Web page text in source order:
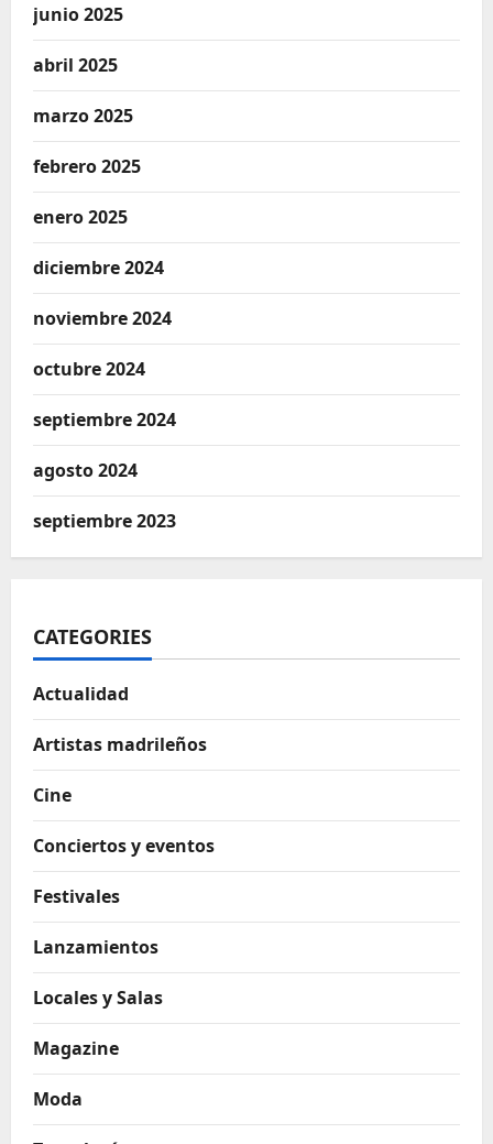
junio 2025
abril 2025
marzo 2025
febrero 2025
enero 2025
diciembre 2024
noviembre 2024
octubre 2024
septiembre 2024
agosto 2024
septiembre 2023
CATEGORIES
Actualidad
Artistas madrileños
Cine
Conciertos y eventos
Festivales
Lanzamientos
Locales y Salas
Magazine
Moda